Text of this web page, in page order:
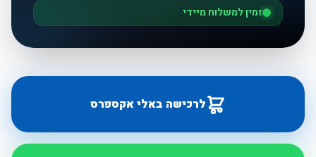
זמין למשלוח מיידי
לרכישה באלי אקספרס